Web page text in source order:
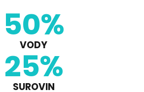
50%
VODY
25%
SUROVIN